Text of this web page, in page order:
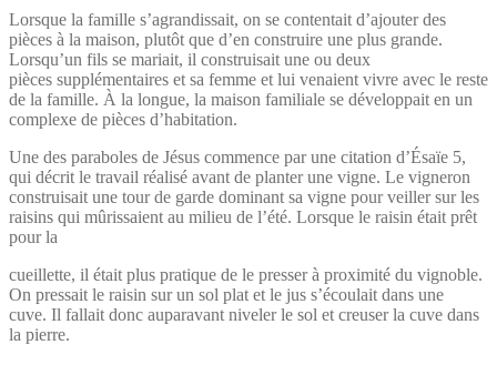
Lorsque la famille s’agrandissait, on se contentait d’ajouter des
pièces à la maison, plutôt que d’en construire une plus grande.
Lorsqu’un fils se mariait, il construisait une ou deux
pièces supplémentaires et sa femme et lui venaient vivre avec le reste
de la famille. À la longue, la maison familiale se développait en un
complexe de pièces d’habitation.
Une des paraboles de Jésus commence par une citation d’Ésaïe 5,
qui décrit le travail réalisé avant de planter une vigne. Le vigneron
construisait une tour de garde dominant sa vigne pour veiller sur les
raisins qui mûrissaient au milieu de l’été. Lorsque le raisin était prêt
pour la
cueillette, il était plus pratique de le presser à proximité du vignoble.
On pressait le raisin sur un sol plat et le jus s’écoulait dans une
cuve. Il fallait donc auparavant niveler le sol et creuser la cuve dans
la pierre.